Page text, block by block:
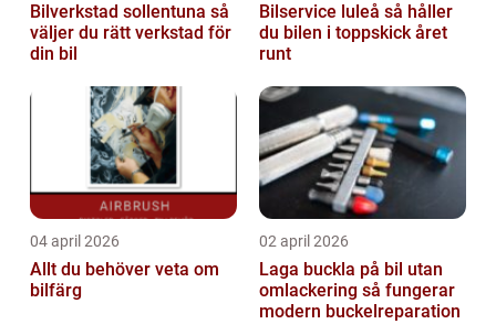
Bilverkstad sollentuna så
väljer du rätt verkstad för
din bil
Bilservice luleå så håller
du bilen i toppskick året
runt
04 april 2026
Allt du behöver veta om
bilfärg
02 april 2026
Laga buckla på bil utan
omlackering så fungerar
modern buckelreparation